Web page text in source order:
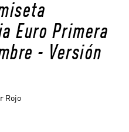
Euro Primera
- Versión
Rojo